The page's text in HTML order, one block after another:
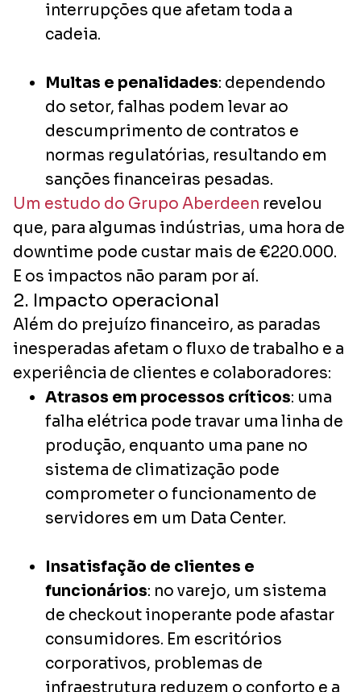
interrupções que afetam toda a
cadeia.
Multas e penalidades: dependendo
do setor, falhas podem levar ao
descumprimento de contratos e
normas regulatórias, resultando em
sanções financeiras pesadas.
Um estudo do Grupo Aberdeen revelou
que, para algumas indústrias, uma hora de
downtime pode custar mais de €220.000.
E os impactos não param por aí.
2. Impacto operacional
Além do prejuízo financeiro, as paradas
inesperadas afetam o fluxo de trabalho e a
experiência de clientes e colaboradores:
Atrasos em processos críticos: uma
falha elétrica pode travar uma linha de
produção, enquanto uma pane no
sistema de climatização pode
comprometer o funcionamento de
servidores em um Data Center.
Insatisfação de clientes e
funcionários: no varejo, um sistema
de checkout inoperante pode afastar
consumidores. Em escritórios
corporativos, problemas de
infraestrutura reduzem o conforto e a